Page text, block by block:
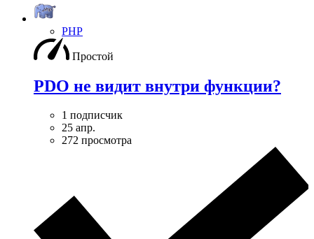
PHP
Простой
PDO не видит внутри функции?
1 подписчик
25 апр.
272 просмотра